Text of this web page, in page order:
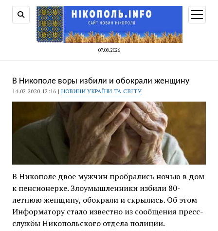
07.08.2026
меню
В Никополе воры избили и обокрали женщину
14.02.2020 12:16 | НОВИНИ УКРАЇНИ ТА СВІТУ
В Никополе двое мужчин пробрались ночью в дом
к пенсионерке. Злоумышленники избили 80-
летнюю женщину, обокрали и скрылись. Об этом
Информатору стало известно из сообщения пресс-
службы Никопольского отдела полиции.